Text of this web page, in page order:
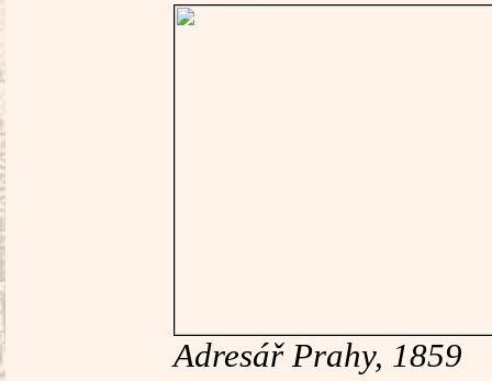
Adresář Prahy, 1859